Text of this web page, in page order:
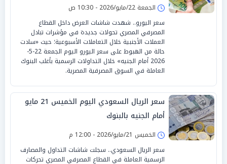
الجمعة 22/مايو/2026 - 10:30 ص
سعر اليورو.. شهدت شاشات العرض داخل القطاع
المصرفي المصري تحولات جديدة في مؤشرات تبادل
العملات الأجنبية خلال التعاملات الأسبوعية؛ حيث «سادت
حالة من الهبوط على سعر اليورو اليوم الجمعة 22-5-
2026 أمام الجنيه» خلال التداولات الرسمية بأغلب البنوك
العاملة في السوق المصرفية المصرية.
سعر الريال السعودي اليوم الخميس 21 مايو
أمام الجنيه بالبنوك
الخميس 21/مايو/2026 - 12:00 م
سعر الريال السعودي.. سجلت شاشات التداول والمصارف
الرسمية العاملة في القطاع المصرفي المصري تحركات